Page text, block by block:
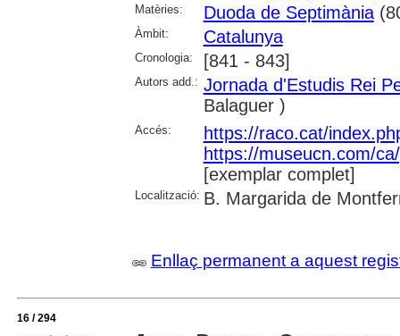
Matèries:
Duoda de Septimània
Àmbit: Catalunya
Cronologia: [841 - 843]
Autors add.: Jornada d'Estudis Rei
Balaguer )
Accés:
https://raco.cat/
https://museucn.com/
[exemplar complet]
Localització: B. Margarida de
Enllaç permanent a aquest
16 / 294